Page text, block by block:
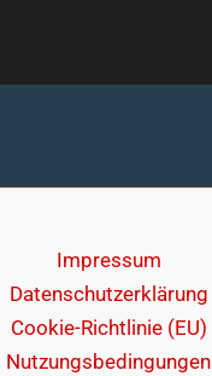
Impressum
Datenschutzerklärung
Cookie-Richtlinie (EU)
Nutzungsbedingungen